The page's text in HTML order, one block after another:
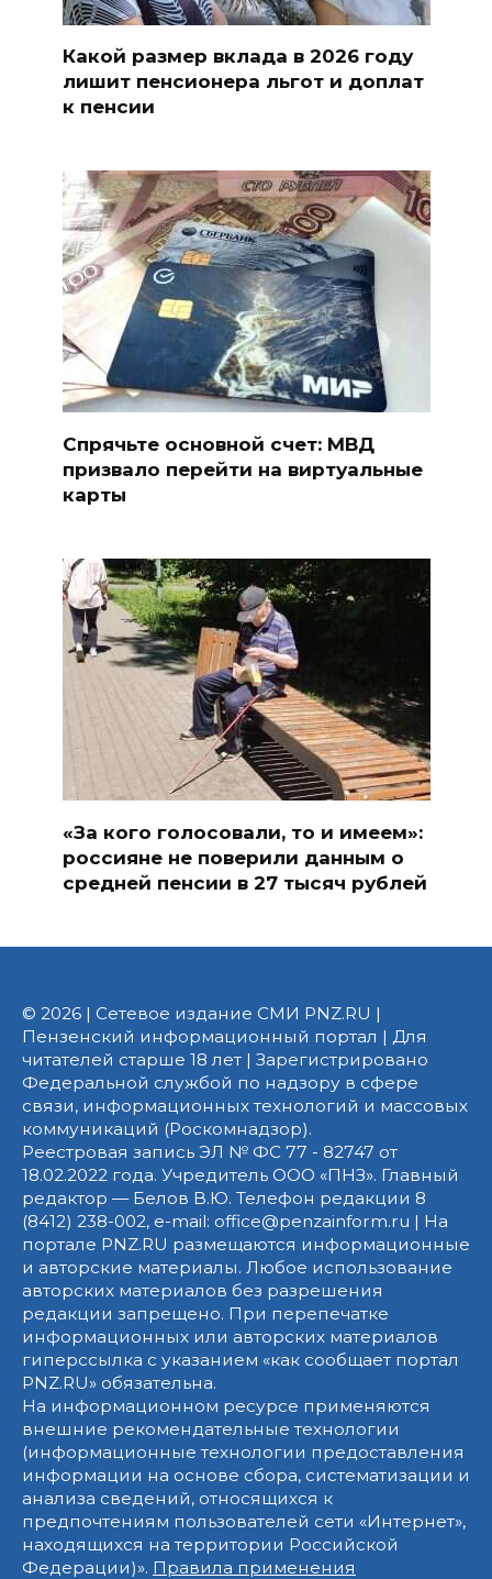
Какой размер вклада в 2026 году
лишит пенсионера льгот и доплат
к пенсии
Спрячьте основной счет: МВД
призвало перейти на виртуальные
карты
«За кого голосовали, то и имеем»:
россияне не поверили данным о
средней пенсии в 27 тысяч рублей
© 2026 | Сетевое издание СМИ PNZ.RU |
Пензенский информационный портал | Для
читателей старше 18 лет | Зарегистрировано
Федеральной службой по надзору в сфере
связи, информационных технологий и массовых
коммуникаций (Роскомнадзор).
Реестровая запись ЭЛ № ФС 77 - 82747 от
18.02.2022 года. Учредитель ООО «ПНЗ». Главный
редактор — Белов В.Ю. Телефон редакции 8
(8412) 238-002, e-mail: office@penzainform.ru | На
портале PNZ.RU размещаются информационные
и авторские материалы. Любое использование
авторских материалов без разрешения
редакции запрещено. При перепечатке
информационных или авторских материалов
гиперссылка с указанием «как сообщает портал
PNZ.RU» обязательна.
На информационном ресурсе применяются
внешние рекомендательные технологии
(информационные технологии предоставления
информации на основе сбора, систематизации и
анализа сведений, относящихся к
предпочтениям пользователей сети «Интернет»,
находящихся на территории Российской
Федерации)». Правила применения